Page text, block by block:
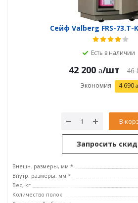
Сейф Valberg FRS-73.T-
Есть в наличии
42 200 /шт 46
Экономия 4 690
В
Запросить
Внешн. размеры, мм *
Внутр. размеры, мм *
Вес, кг
Количество полок